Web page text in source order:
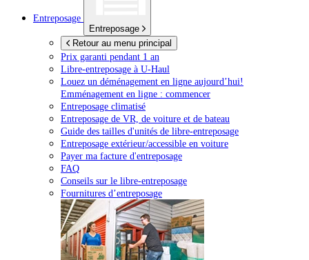
Entreposage
Entreposage
Retour au menu principal
Prix garanti pendant 1 an
Libre-entreposage à U-Haul
Louez un déménagement en ligne aujourd’hui!
Emménagement en ligne : commencer
Entreposage climatisé
Entreposage de VR, de voiture et de bateau
Guide des tailles d'unités de libre-entreposage
Entreposage extérieur/accessible en voiture
Payer ma facture d'entreposage
FAQ
Conseils sur le libre-entreposage
Fournitures d’entreposage